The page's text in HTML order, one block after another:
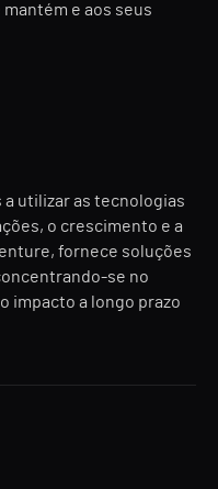
e aos seus
a utilizar as tecnologias
o crescimento e a
fornece soluções
se no
impacto a longo prazo